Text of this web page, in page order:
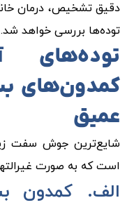
دقیق تشخیص، درمان
توده‌ها بررسی خواهد شد.
توده‌های
عمیق
شایع‌ترین جوش سفت
است که به صورت